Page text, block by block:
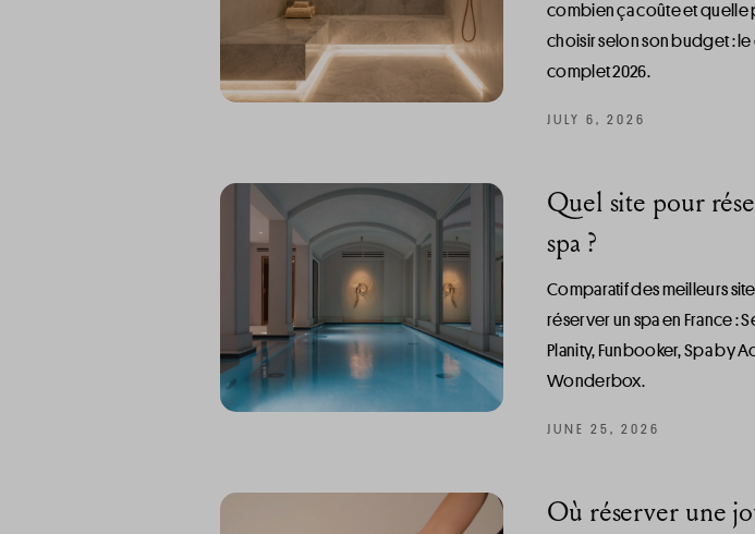
combien ça coûte et quelle
choisir selon son budget :
complet 2026.
JULY 6, 2026
Quel site pour
spa ?
Comparatif des meilleurs
réserver un spa en France :
Planity, Funbooker, Spa by
Wonderbox.
JUNE 25, 2026
Où réserver une